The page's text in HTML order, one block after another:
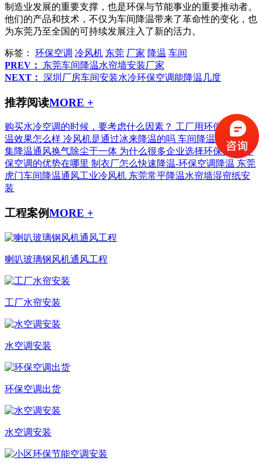
制造业发展的重要支撑，也是环保与节能事业的重要推动者。
他们的产品和技术，不仅为车间降温带来了革命性的变化，也
为东莞乃至全国的可持续发展注入了新的活力。
标签： 环保空调 冷风机 东莞 厂家 降温 车间
PREV：
东莞车间降温水帘墙安装厂家
NEXT： 深圳厂房车间安装水冷环保空调能降温几度
推荐阅读MORE +
购买水冷空调的时候，要考虑什么因素？ 工厂用环保空调降
温效果怎么样 冷风机是通过冰来降温的吗 车间降温工业空调
集降温通风换气除尘于一体 为什么很多企业选择环保空调-环
保空调的优势在哪里 制衣厂怎么快速降温-环保空调降温 东莞
虎门车间降温通风工业冷风机 东莞常平降温水帘墙湿帘纸安
装
工程案例MORE +
喇叭玻璃钢风机通风工程
工厂水帘安装
水空调安装
环保空调出货
水空调安装